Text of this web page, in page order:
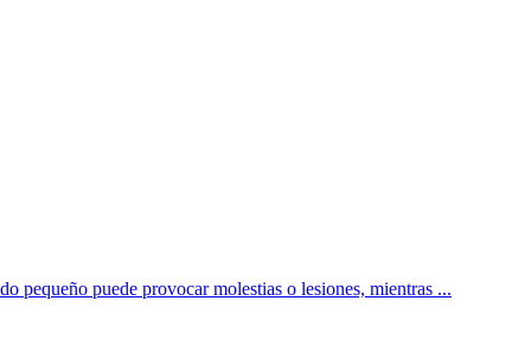
pequeño puede provocar molestias o lesiones, mientras ...